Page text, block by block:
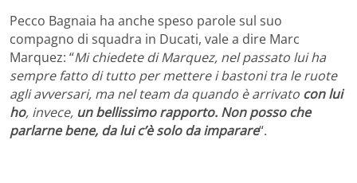
Pecco Bagnaia ha anche speso parole sul suo
compagno di squadra in Ducati, vale a dire Marc
Marquez: “Mi chiedete di Marquez, nel passato lui ha
sempre fatto di tutto per mettere i bastoni tra le ruote
agli avversari, ma nel team da quando è arrivato con lui
ho, invece, un bellissimo rapporto. Non posso che
parlarne bene, da lui c’è solo da imparare“.